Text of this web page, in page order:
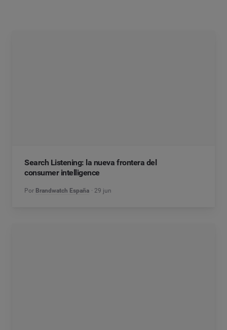
Search Listening: la nueva frontera del
consumer intelligence
Por Brandwatch España 29 jun